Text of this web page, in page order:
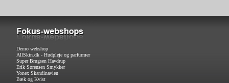
Demo webshop
AllSkin.dk - Hudpleje og parfurmer
Super Brugsen Havdrup
Erik Sørensen Smykker
Yonex Skandinavien
Bæk og Kvist